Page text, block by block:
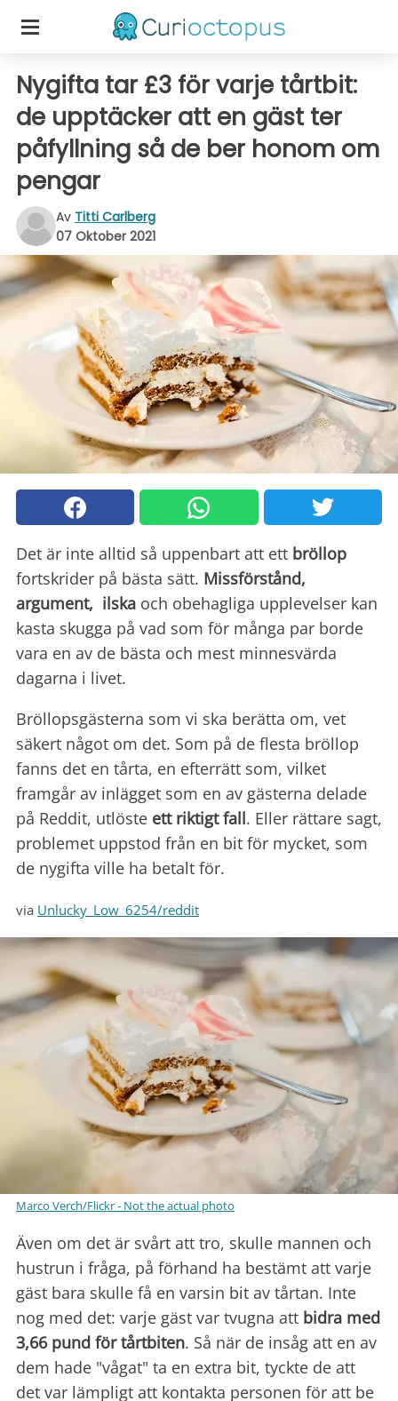
Nygifta tar £3 för varje tårtbit:
de upptäcker att en gäst ter
påfyllning så de ber honom om
pengar
Av Titti Carlberg
07 Oktober 2021
Det är inte alltid så uppenbart att ett bröllop
fortskrider på bästa sätt. Missförstånd,
argument, ilska och obehagliga upplevelser kan
kasta skugga på vad som för många par borde
vara en av de bästa och mest minnesvärda
dagarna i livet.
Bröllopsgästerna som vi ska berätta om, vet
säkert något om det. Som på de flesta bröllop
fanns det en tårta, en efterrätt som, vilket
framgår av inlägget som en av gästerna delade
på Reddit, utlöste ett riktigt fall. Eller rättare sagt,
problemet uppstod från en bit för mycket, som
de nygifta ville ha betalt för.
via Unlucky_Low_6254/reddit
Marco Verch/Flickr - Not the actual photo
Även om det är svårt att tro, skulle mannen och
hustrun i fråga, på förhand ha bestämt att varje
gäst bara skulle få en varsin bit av tårtan. Inte
nog med det: varje gäst var tvugna att bidra med
3,66 pund för tårtbiten. Så när de insåg att en av
dem hade "vågat" ta en extra bit, tyckte de att
det var lämpligt att kontakta personen för att be